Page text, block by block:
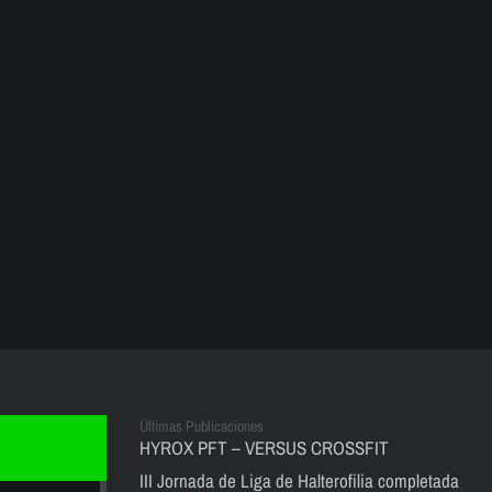
Últimas Publicaciones
HYROX PFT – VERSUS CROSSFIT
III Jornada de Liga de Halterofilia completada